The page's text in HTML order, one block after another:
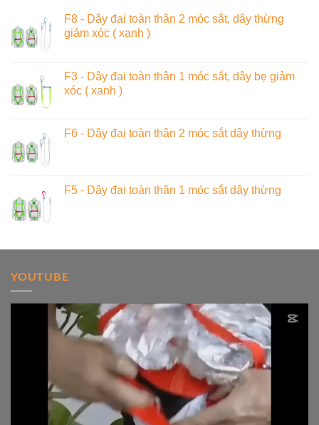
F8 - Dây đai toàn thân 2 móc sắt, dây thừng
giảm xóc ( xanh )
F3 - Dây đai toàn thân 1 móc sắt, dây bẹ giảm
xóc ( xanh )
F6 - Dây đai toàn thân 2 móc sắt dây thừng
F5 - Dây đai toàn thân 1 móc sắt dây thừng
YOUTUBE